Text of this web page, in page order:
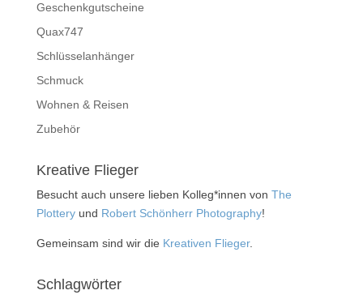
Geschenkgutscheine
Quax747
Schlüsselanhänger
Schmuck
Wohnen & Reisen
Zubehör
Kreative Flieger
Besucht auch unsere lieben Kolleg*innen von The
Plotteryund Robert Schönherr Photography!
Gemeinsam sind wir die Kreativen Flieger.
Schlagwörter